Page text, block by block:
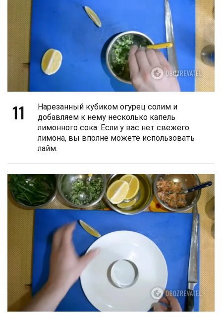
11
Нарезанный кубиком огурец солим и
добавляем к нему несколько капель
лимонного сока. Если у вас нет свежего
лимона, вы вполне можете использовать
лайм.